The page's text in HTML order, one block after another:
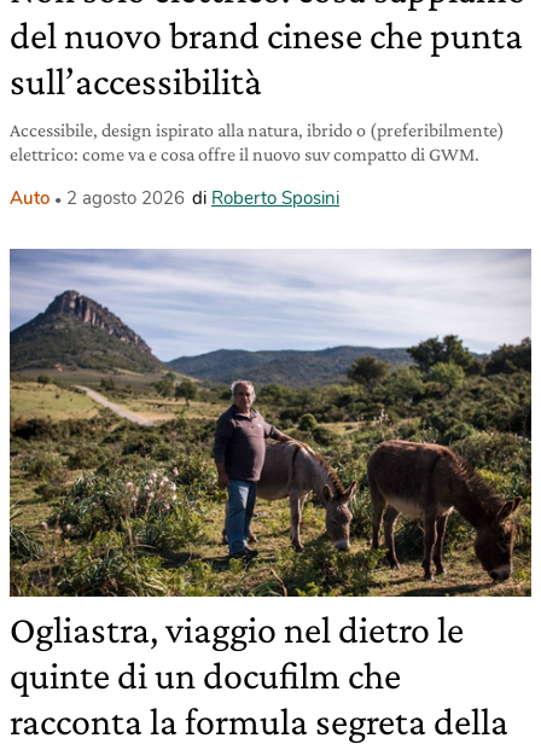
del nuovo brand cinese che punta
sull’accessibilità
Accessibile, design ispirato alla natura, ibrido o (preferibilmente)
elettrico: come va e cosa offre il nuovo suv compatto di GWM.
Auto 2 agosto 2026 di Roberto Sposini
Ogliastra, viaggio nel dietro le
quinte di un docufilm che
racconta la formula segreta della